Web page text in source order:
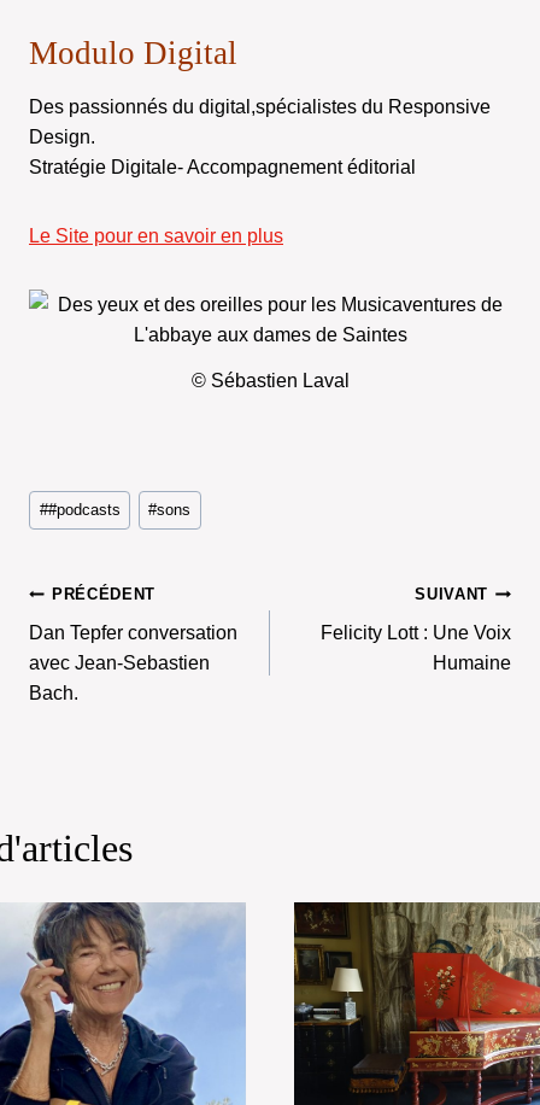
Modulo Digital
Des passionnés du digital,spécialistes du Responsive
Design.
Stratégie Digitale- Accompagnement éditorial
Le Site pour en savoir en plus
© Sébastien Laval
Étiquettes
de
publication :
##podcasts #sons
Navigation
De
L’article
PRÉCÉDENT
Dan Tepfer conversation
avec Jean-Sebastien
Bach.
SUIVANT
Felicity Lott : Une Voix
Humaine